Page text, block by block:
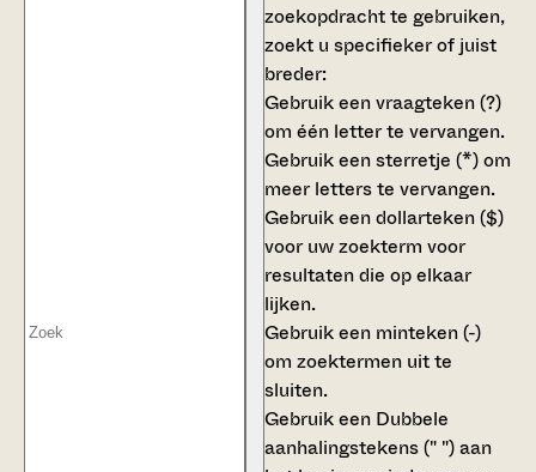
zoekopdracht te gebruiken,
zoekt u specifieker of juist
breder:
Gebruik eenvraagteken (?)
om één letter te vervangen.
Gebruik eensterretje (*)om
meer letters te vervangen.
Gebruik eendollarteken ($)
voor uw zoekterm voor
resultaten die op elkaar
lijken.
Gebruik een minteken (-)
om zoektermen uit te
sluiten.
Gebruik een Dubbele
aanhalingstekens (" ")aan